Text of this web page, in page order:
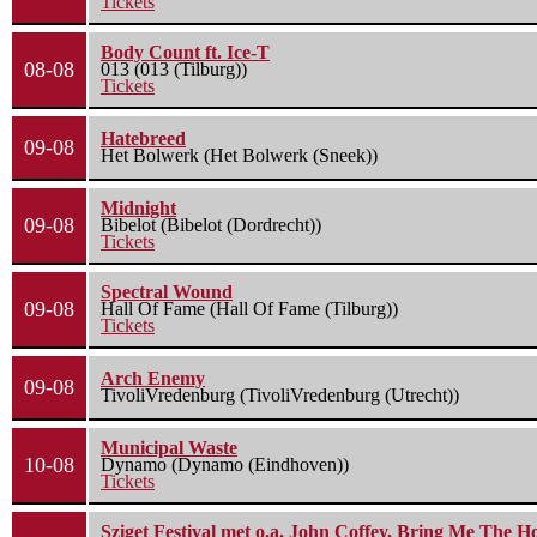
08-08
Body Count ft. Ice-T
013 (013 (Tilburg))
Tickets
09-08
Hatebreed
Het Bolwerk (Het Bolwerk (Sneek))
09-08
Midnight
Bibelot (Bibelot (Dordrecht))
Tickets
09-08
Spectral Wound
Hall Of Fame (Hall Of Fame (Tilburg))
Tickets
09-08
Arch Enemy
TivoliVredenburg (TivoliVredenburg (Utrecht))
10-08
Municipal Waste
Dynamo (Dynamo (Eindhoven))
Tickets
Sziget Festival met o.a. John Coffey, Bring Me The